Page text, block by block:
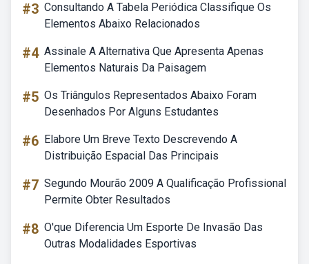
#3 Consultando A Tabela Periódica Classifique Os
Elementos Abaixo Relacionados
#4 Assinale A Alternativa Que Apresenta Apenas
Elementos Naturais Da Paisagem
#5 Os Triângulos Representados Abaixo Foram
Desenhados Por Alguns Estudantes
#6 Elabore Um Breve Texto Descrevendo A
Distribuição Espacial Das Principais
#7 Segundo Mourão 2009 A Qualificação Profissional
Permite Obter Resultados
#8 O'que Diferencia Um Esporte De Invasão Das
Outras Modalidades Esportivas